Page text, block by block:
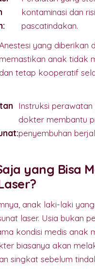
kontaminasi dan
pascatindakan.
yang diberikan
anak tidak
dan tetap kooperatif
Instruksi
dokter membantu
penyembuhan
yang Bisa
anak laki-laki
laser. Usia bukan
kondisi medis anak
biasanya akan
singkat sebelum